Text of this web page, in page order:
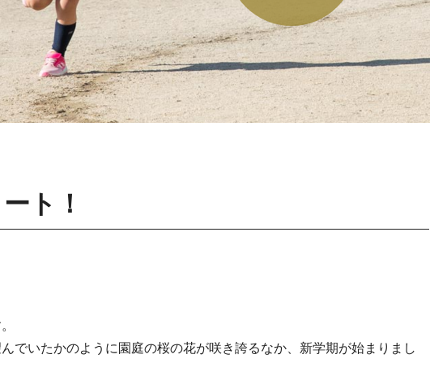
ト！
でいたかのように園庭の桜の花が咲き誇るなか、新学期が始まりまし